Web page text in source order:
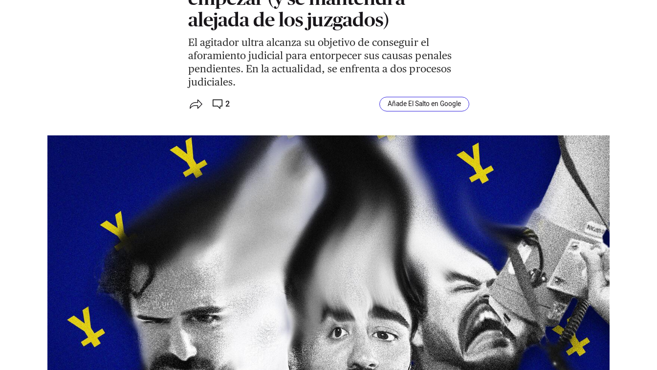
alejada de los juzgados)
El agitador ultra alcanza su objetivo de conseguir el
aforamiento judicial para entorpecer sus causas penales
pendientes. En la actualidad, se enfrenta a dos procesos
judiciales.
2 Añade El Salto en Google